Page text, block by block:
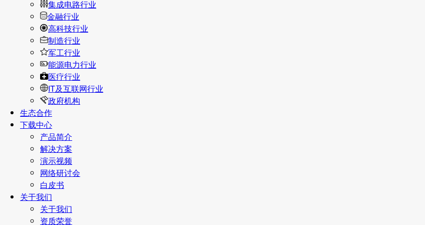
集成电路行业
金融行业
高科技行业
制造行业
军工行业
能源电力行业
医疗行业
IT及互联网行业
政府机构
生态合作
下载中心
产品简介
解决方案
演示视频
网络研讨会
白皮书
关于我们
关于我们
资质荣誉